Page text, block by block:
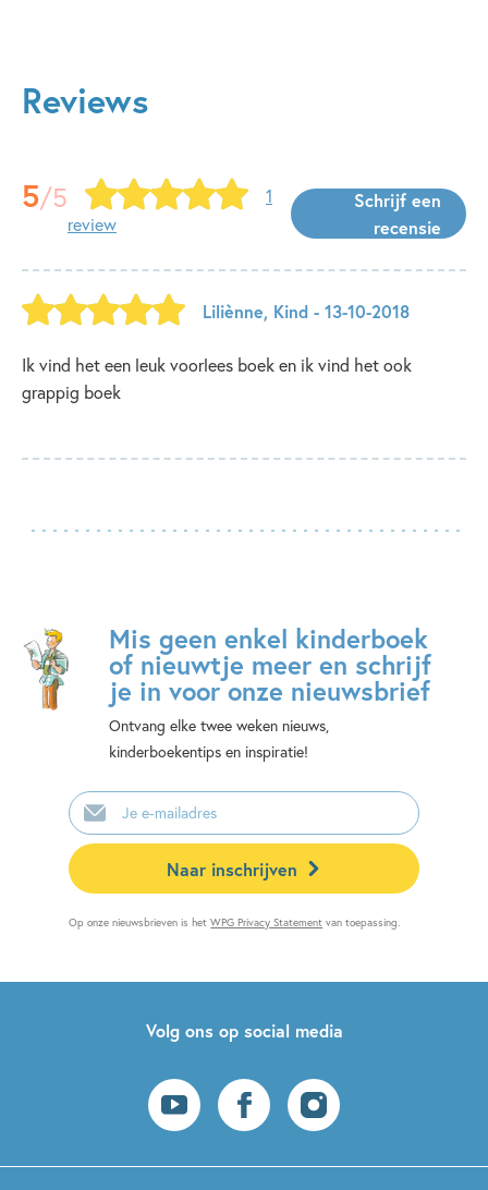
Reviews
5/5
1
review
Schrijf een
recensie
Liliènne, Kind - 13-10-2018
Ik vind het een leuk voorlees boek en ik vind het ook
grappig boek
Mis geen enkel kinderboek
of nieuwtje meer en schrijf
je in voor onze nieuwsbrief
Ontvang elke twee weken nieuws,
kinderboekentips en inspiratie!
E-
mailadres
Naar inschrijven
Op onze nieuwsbrieven is hetWPG Privacy Statement van toepassing.
Volg ons op social media